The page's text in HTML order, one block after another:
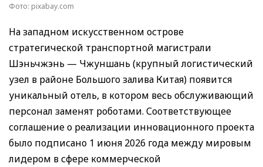
Фото: pixabay.com
На западном искусственном острове
стратегической транспортной магистрали
Шэньчжэнь — Чжуншань (крупный логистический
узел в районе Большого залива Китая) появится
уникальный отель, в котором весь обслуживающий
персонал заменят роботами. Соответствующее
соглашение о реализации инновационного проекта
было подписано 1 июня 2026 года между мировым
лидером в сфере коммерческой